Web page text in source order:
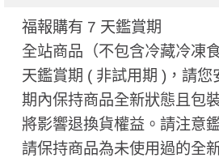
福報購有 7 天鑑賞期
全站商品（不包含冷藏冷凍
天鑑賞期 ( 非試用期 ​)，請您
期內保持商品全新狀態且包
將影響退換貨權益。請注意
請保持商品為未使用過的全